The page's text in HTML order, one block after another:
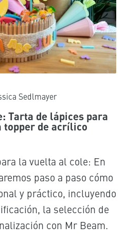
Sedlmayer
Tarta de lápices para
topper de acrílico
la vuelta al cole: En
paso a paso cómo
y práctico, incluyendo
la selección de
con Mr Beam.